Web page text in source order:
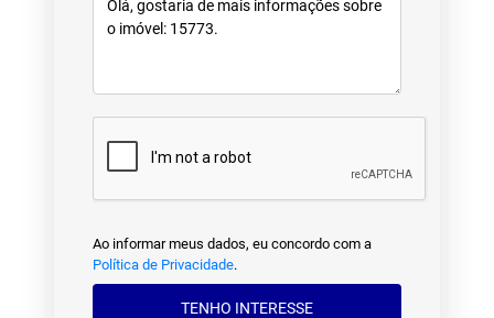
Ao informar meus dados, eu concordo com a
Política de Privacidade.
TENHO INTERESSE